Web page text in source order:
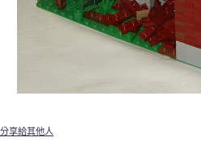
分享給其他人